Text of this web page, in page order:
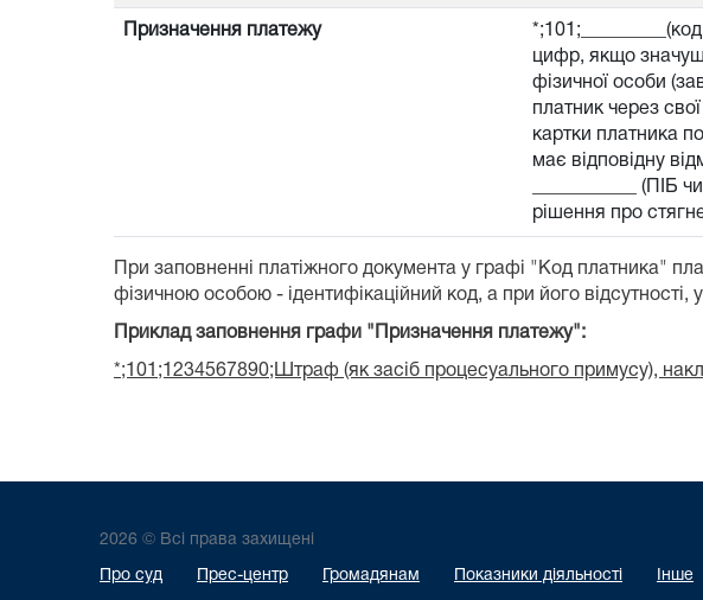
Призначення платежу
цифр, якщо
фізичної особи
платник через
картки платника
має відповідну
___________ (ПІБ
рішення про
При заповненні платіжного документа у графі "Код платника"
фізичною особою - ідентифікаційний код, а при його
Приклад заповнення графи "Призначення платежу":
*;101;1234567890;Штраф (як засіб процесуального примусу),
2026 © Всі права захищені
Про суд Прес-центр Громадянам Показники діяльності Інше